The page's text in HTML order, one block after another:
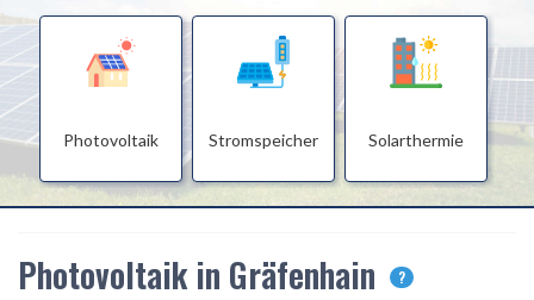
Photovoltaik Stromspeicher Solarthermie
Photovoltaik in Gräfenhain ?